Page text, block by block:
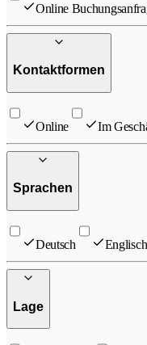
Online
Kontaktformen
Online Im
Sprachen
Deutsch Englisch
Lage